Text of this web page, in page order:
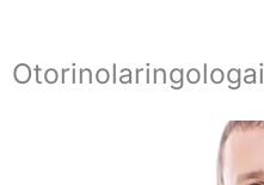
Otorinolaringologai